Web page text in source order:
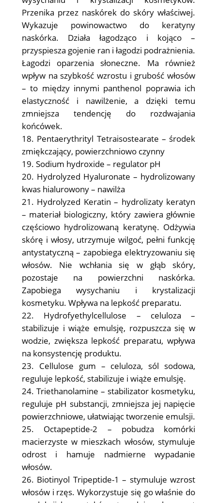
Przenika przez naskórek do skóry właściwej.
Wykazuje powinowactwo do keratyny
naskórka. Działa łagodząco i kojąco –
przyspiesza gojenie ran i łagodzi podrażnienia.
Łagodzi oparzenia słoneczne. Ma również
wpływ na szybkość wzrostu i grubość włosów
– to między innymi panthenol poprawia ich
elastyczność i nawilżenie, a dzięki temu
zmniejsza tendencję do rozdwajania
końcówek.
Pentaerythrityl Tetraisostearate – środek
zmiękczający, powierzchniowo czynny
Sodium hydroxide – regulator pH
Hydrolyzed Hyaluronate – hydrolizowany
kwas hialurowony – nawilża
Hydrolyzed Keratin – hydrolizaty keratyn
– materiał biologiczny, który zawiera głównie
częściowo hydrolizowaną keratynę. Odżywia
skórę i włosy, utrzymuje wilgoć, pełni funkcję
antystatyczną – zapobiega elektryzowaniu się
włosów. Nie wchłania się w głąb skóry,
pozostaje na powierzchni naskórka.
Zapobiega wysychaniu i krystalizacji
kosmetyku. Wpływa na lepkość preparatu.
Hydrofyethylcellulose – celuloza –
stabilizuje i wiąże emulsję, rozpuszcza się w
wodzie, zwiększa lepkość preparatu, wpływa
na konsystencję produktu.
Cellulose gum – celuloza, sól sodowa,
reguluje lepkość, stabilizuje i wiąże emulsję.
Triethanolamine – stabilizator kosmetyku,
reguluje pH substancji, zmniejsza jej napięcie
powierzchniowe, ułatwiając tworzenie emulsji.
Octapeptide-2 – pobudza komórki
macierzyste w mieszkach włosów, stymuluje
odrost i hamuje nadmierne wypadanie
włosów.
Biotinyol Tripeptide-1 – stymuluje wzrost
włosów i rzęs. Wykorzystuje się go właśnie do